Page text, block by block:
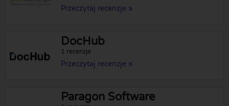
Przeczytaj recenzje »
DocHub
1 recenzje
Przeczytaj recenzje »
Paragon Software